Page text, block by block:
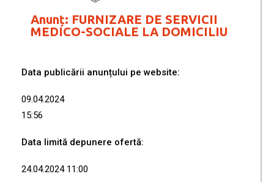
Anunț: FURNIZARE DE SERVICII
MEDICO-SOCIALE LA DOMICILIU
Data publicării anunțului pe website:
09.04.2024
15:56
Data limită depunere ofertă:
24.04.2024 11:00